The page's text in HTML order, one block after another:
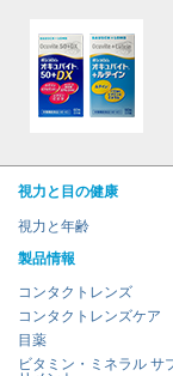
視力と目の健康
視力と年齢
製品情報
コンタクトレンズ
コンタクトレンズケア
目薬
ビタミン・ミネラル サ